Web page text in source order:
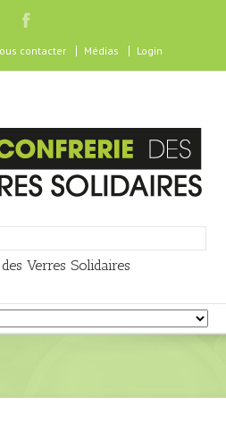
contacter Médias Login
Verres Solidaires